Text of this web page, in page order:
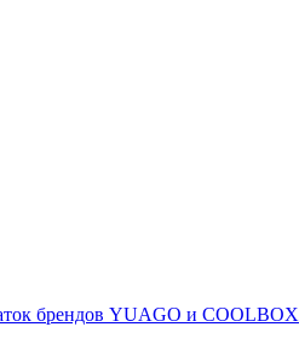
брендов YUAGO и COOLBOX